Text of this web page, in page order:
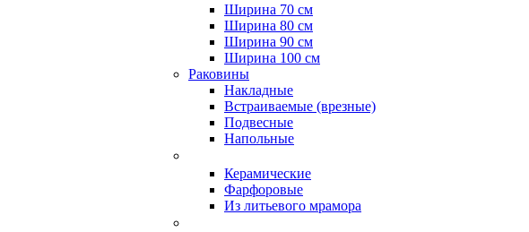
Ширина 70 см
Ширина 80 см
Ширина 90 см
Ширина 100 см
Раковины
Накладные
Встраиваемые (врезные)
Подвесные
Напольные
Керамические
Фарфоровые
Из литьевого мрамора